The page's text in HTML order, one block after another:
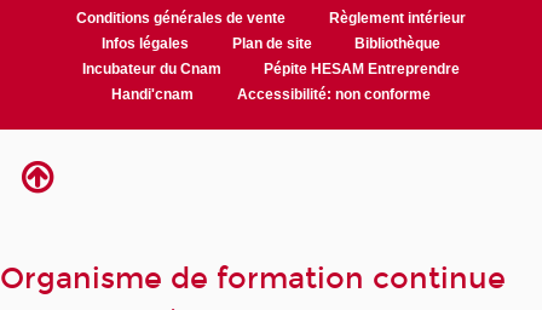
Conditions générales de vente
Règlement intérieur
Infos légales
Plan de site
Bibliothèque
Incubateur du Cnam
Pépite HESAM Entreprendre
Handi'cnam
Accessibilité: non conforme
Organisme de formation continue